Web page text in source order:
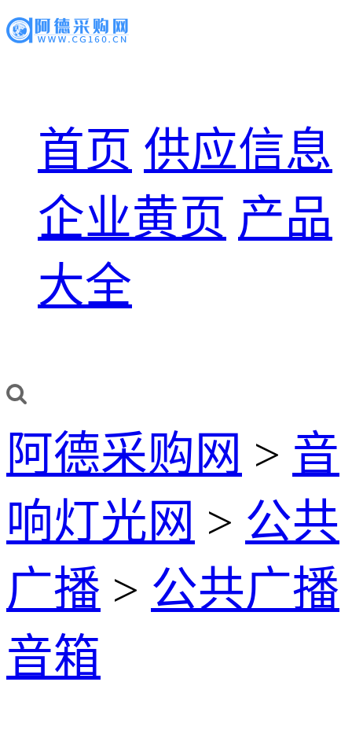
首页 供应信息
企业黄页 产品
大全
阿德采购网 > 音
响灯光网 > 公共
广播 > 公共广播
音箱